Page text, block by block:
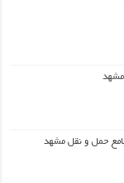
مشهد
حمل و نقل مشهد